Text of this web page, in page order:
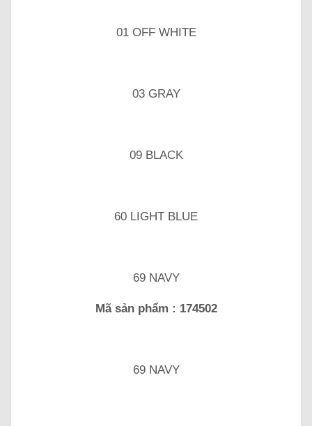
01 OFF WHITE
03 GRAY
09 BLACK
60 LIGHT BLUE
69 NAVY
Mã sản phẩm : 174502
69 NAVY